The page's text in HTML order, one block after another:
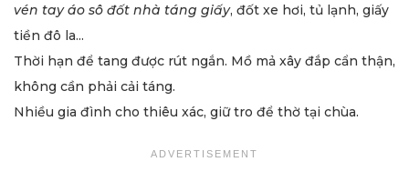
vén tay áo sô đốt nhà táng giấy, đốt xe hơi, tủ lạnh, giấy
tiền đô la...
Thời hạn để tang được rút ngắn. Mồ mả xây đắp cẩn thận,
không cần phải cải táng.
Nhiều gia đình cho thiêu xác, giữ tro để thờ tại chùa.